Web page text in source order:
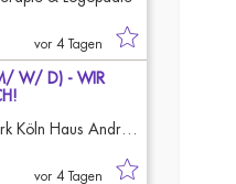
vor 4 Tagen
W/ D) - WIR
vor 4 Tagen